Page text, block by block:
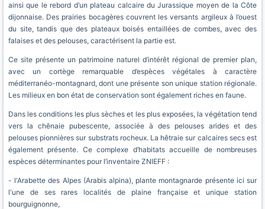
ainsi que le rebord d’un plateau calcaire du Jurassique moyen de la Côte
dijonnaise. Des prairies bocagères couvrent les versants argileux à l’ouest
du site, tandis que des plateaux boisés entaillées de combes, avec des
falaises et des pelouses, caractérisent la partie est.
Ce site présente un patrimoine naturel d’intérêt régional de premier plan,
avec un cortège remarquable d’espèces végétales à caractère
méditerranéo-montagnard, dont une présente son unique station régionale.
Les milieux en bon état de conservation sont également riches en faune.
Dans les conditions les plus sèches et les plus exposées, la végétation tend
vers la chênaie pubescente, associée à des pelouses arides et des
pelouses pionnières sur substrats rocheux. La hêtraie sur calcaires secs est
également présente. Ce complexe d’habitats accueille de nombreuses
espèces déterminantes pour l’inventaire ZNIEFF :
- l'Arabette des Alpes (Arabis alpina), plante montagnarde présente ici sur
l'une de ses rares localités de plaine française et unique station
bourguignonne,